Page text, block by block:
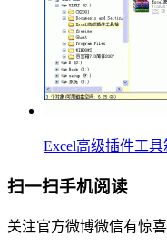
Excel高级插件工
扫一扫手机阅读
关注官方微博微信有惊